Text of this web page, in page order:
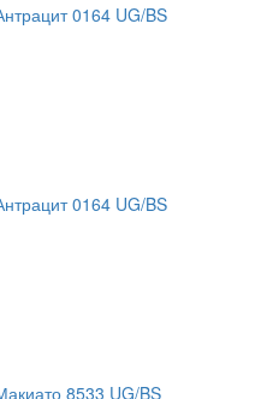
0164 UG/BS
0164 UG/BS
8533 UG/BS